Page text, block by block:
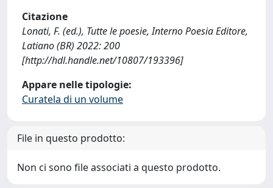
Citazione
Lonati, F. (ed.), Tutte le poesie, Interno Poesia Editore,
Latiano (BR) 2022: 200
[http://hdl.handle.net/10807/193396]
Appare nelle tipologie:
Curatela di un volume
File in questo prodotto:
Non ci sono file associati a questo prodotto.